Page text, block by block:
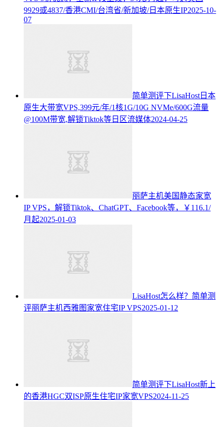
9929或4837/香港CMI/台湾省/新加坡/日本原生IP2025-10-
07
简单测评下LisaHost日本
原生大带宽VPS,399元/年/1核1G/10G NVMe/600G流量
@100M带宽,解锁Tiktok等日区流媒体2024-04-25
丽萨主机美国静态家宽
IP VPS，解锁Tiktok、ChatGPT、Facebook等，￥116.1/
月起2025-01-03
LisaHost怎么样？简单测
评丽萨主机西雅图家宽住宅IP VPS2025-01-12
简单测评下LisaHost新上
的香港HGC双ISP原生住宅IP家宽VPS2024-11-25